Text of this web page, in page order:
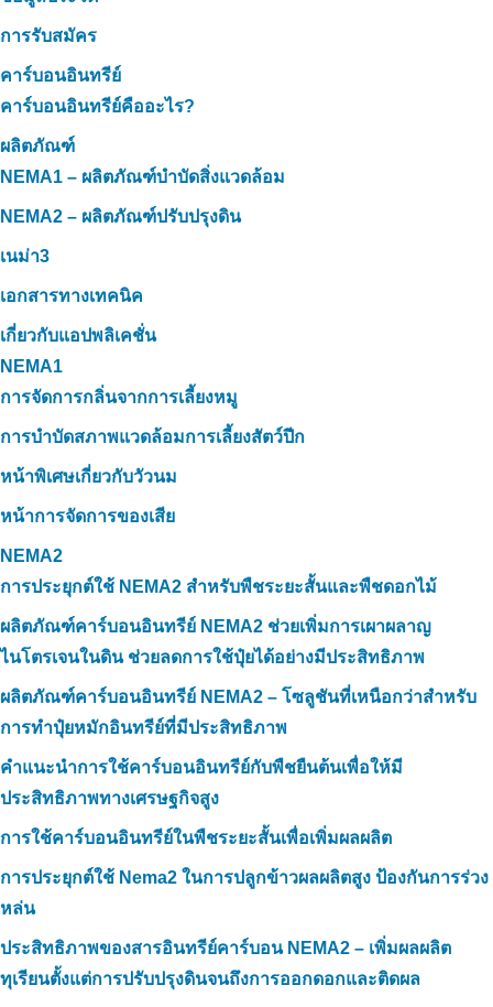
การรับสมัคร
คาร์บอนอินทรีย์
คาร์บอนอินทรีย์คืออะไร?
ผลิตภัณฑ์
NEMA1 – ผลิตภัณฑ์บำบัดสิ่งแวดล้อม
NEMA2 – ผลิตภัณฑ์ปรับปรุงดิน
เนม่า3
เอกสารทางเทคนิค
เกี่ยวกับแอปพลิเคชั่น
NEMA1
การจัดการกลิ่นจากการเลี้ยงหมู
การบำบัดสภาพแวดล้อมการเลี้ยงสัตว์ปีก
หน้าพิเศษเกี่ยวกับวัวนม
หน้าการจัดการของเสีย
NEMA2
การประยุกต์ใช้ NEMA2 สำหรับพืชระยะสั้นและพืชดอกไม้
ผลิตภัณฑ์คาร์บอนอินทรีย์ NEMA2 ช่วยเพิ่มการเผาผลาญ
ไนโตรเจนในดิน ช่วยลดการใช้ปุ๋ยได้อย่างมีประสิทธิภาพ
ผลิตภัณฑ์คาร์บอนอินทรีย์ NEMA2 – โซลูชันที่เหนือกว่าสำหรับ
การทำปุ๋ยหมักอินทรีย์ที่มีประสิทธิภาพ
คำแนะนำการใช้คาร์บอนอินทรีย์กับพืชยืนต้นเพื่อให้มี
ประสิทธิภาพทางเศรษฐกิจสูง
การใช้คาร์บอนอินทรีย์ในพืชระยะสั้นเพื่อเพิ่มผลผลิต
การประยุกต์ใช้ Nema2 ในการปลูกข้าวผลผลิตสูง ป้องกันการร่วง
หล่น
ประสิทธิภาพของสารอินทรีย์คาร์บอน NEMA2 – เพิ่มผลผลิต
ทุเรียนตั้งแต่การปรับปรุงดินจนถึงการออกดอกและติดผล